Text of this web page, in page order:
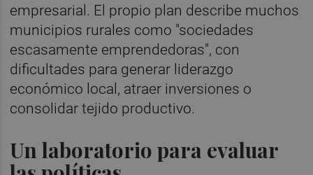
empresarial. El propio plan describe muchos
municipios rurales como "sociedades
escasamente emprendedoras", con
dificultades para generar liderazgo
económico local, atraer inversiones o
consolidar tejido productivo.
Un laboratorio para evaluar